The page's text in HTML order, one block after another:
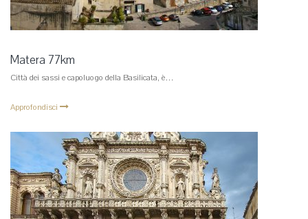
Matera 77km
Città dei sassi e capoluogo della Basilicata, è…
Approfondisci